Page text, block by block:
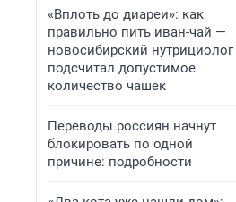
«Вплоть до диареи»: как
правильно пить иван-чай —
новосибирский нутрициолог
подсчитал допустимое
количество чашек
Переводы россиян начнут
блокировать по одной
причине: подробности